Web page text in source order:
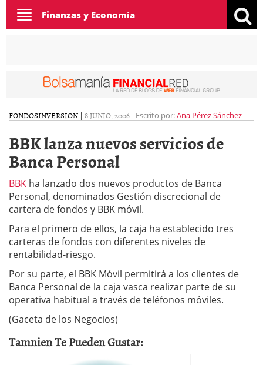
Toggle
navigation
Finanzas y Economía
FONDOSINVERSION | 8 JUNIO, 2006- Escrito por:Ana Pérez Sánchez
BBK lanza nuevos servicios de
Banca Personal
BBK ha lanzado dos nuevos productos de Banca
Personal, denominados Gestión discrecional de
cartera de fondos y BBK móvil.
Para el primero de ellos, la caja ha establecido tres
carteras de fondos con diferentes niveles de
rentabilidad-riesgo.
Por su parte, el BBK Móvil permitirá a los clientes de
Banca Personal de la caja vasca realizar parte de su
operativa habitual a través de teléfonos móviles.
(Gaceta de los Negocios)
Tamnien Te Pueden Gustar: